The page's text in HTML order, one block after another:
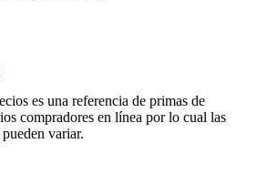
es una referencia de primas de
compradores en línea por lo cual las
variar.